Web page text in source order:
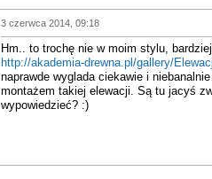
3 czerwca 2014, 09:18
Hm.. to trochę nie w moim stylu,
http://akademia-drewna.pl/gallery/
naprawde wyglada ciekawie i
montażem takiej elewacji. Są tu jacyś
wypowiedzieć? :)